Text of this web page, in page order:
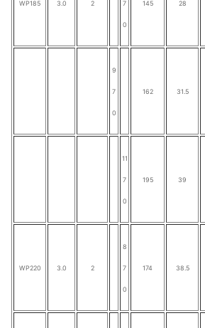
WP185 3.0 2 7
0
145 28
9
7
0
162 31.5
11
7
0
195 39
WP220 3.0 2
8
7
0
174 38.5